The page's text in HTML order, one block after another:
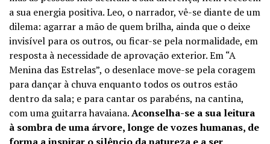
a sua energia positiva. Leo, o narrador, vê-se diante de um
dilema: agarrar a mão de quem brilha, ainda que o deixe
invisível para os outros, ou ficar-se pela normalidade, em
resposta à necessidade de aprovação exterior. Em “A
Menina das Estrelas”, o desenlace move-se pela coragem
para dançar à chuva enquanto todos os outros estão
dentro da sala; e para cantar os parabéns, na cantina,
com uma guitarra havaiana.Aconselha-se a sua leitura
à sombra de uma árvore, longe de vozes humanas, de